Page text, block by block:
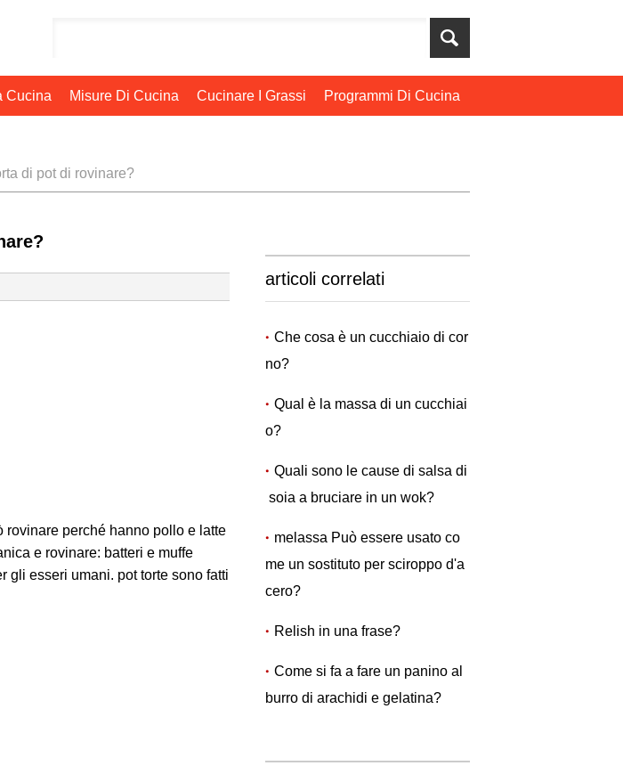
Cucina Misure Di Cucina Cucinare I Grassi Programmi Di Cucina
di pot di rovinare?
rovinare perché hanno pollo e latte
e rovinare: batteri e muffe
gli esseri umani. pot torte sono fatti
articoli correlati
Che cosa è un cucchiaio di cor
no?
Qual è la massa di un cucchiai
o?
Quali sono le cause di salsa di
soia a bruciare in un wok?
melassa Può essere usato co
me un sostituto per sciroppo d'a
cero?
Relish in una frase?
Come si fa a fare un panino al
burro di arachidi e gelatina?